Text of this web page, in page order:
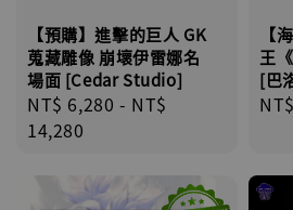
【預購】進擊的巨人 GK
蒐藏雕像 崩壞伊雷娜名
場面 [Cedar Studio]
Regular
price
NT$ 6,280 - NT$
14,280
【
王
[巴